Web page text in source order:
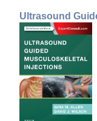
Ultrasound